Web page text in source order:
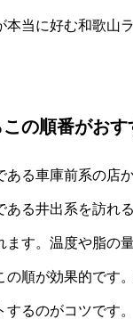
本当に好む和歌山
の順番がおす
ある車庫前系の店
ある井出系を訪れ
ます。温度や脂の
の順が効果的です
るのがコツです。